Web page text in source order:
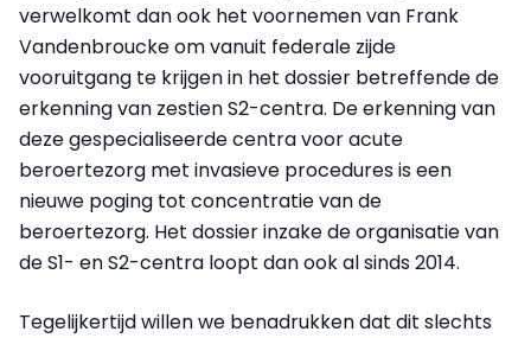
verwelkomt dan ook het voornemen van Frank
Vandenbroucke om vanuit federale zijde
vooruitgang te krijgen in het dossier betreffende de
erkenning van zestien S2-centra. De erkenning van
deze gespecialiseerde centra voor acute
beroertezorg met invasieve procedures is een
nieuwe poging tot concentratie van de
beroertezorg. Het dossier inzake de organisatie van
de S1- en S2-centra loopt dan ook al sinds 2014.
Tegelijkertijd willen we benadrukken dat dit slechts